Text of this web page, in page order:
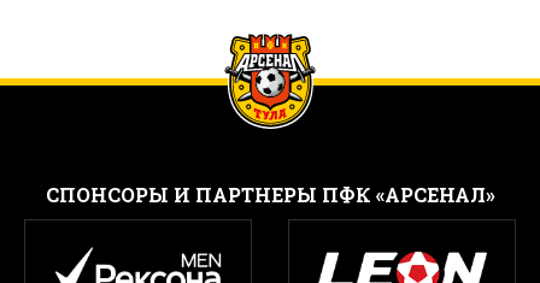
CПОНСОРЫ И ПАРТНЕРЫ ПФК «АРСЕНАЛ»